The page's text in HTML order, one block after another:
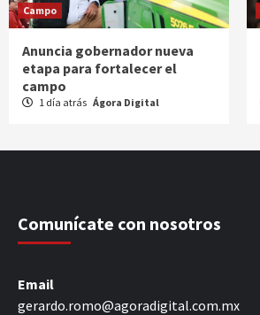
Campo
Anuncia gobernador nueva
etapa para fortalecer el
campo
1 día atrás Ágora Digital
Comunícate con nosotros
Email
gerardo.romo@agoradigital.com.mx